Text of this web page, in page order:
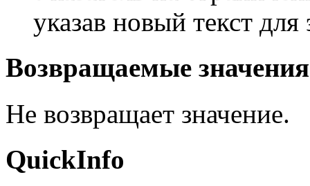
указав новый текст
Возвращаемые значения
Не возвращает значение.
QuickInfo